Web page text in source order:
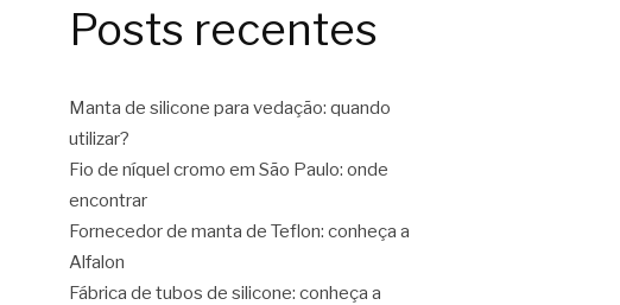
Posts recentes
Manta de silicone para vedação: quando
utilizar?
Fio de níquel cromo em São Paulo: onde
encontrar
Fornecedor de manta de Teflon: conheça a
Alfalon
Fábrica de tubos de silicone: conheça a